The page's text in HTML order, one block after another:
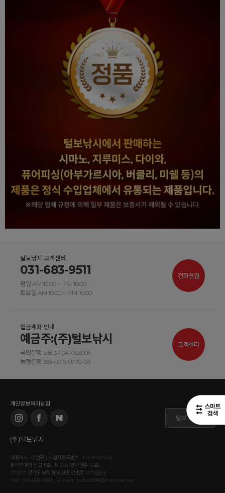
털보낚시 고객센터
031-683-9511
평일 AM 10:00 ~ PM 16:00
토요일 AM 10:00 ~ PM 16:00
전화연결
입금계좌 안내
예금주:(주)털보낚시
국민은행 218137-04-003095
농협은행 355-0015-0770-93
고객센터
개인정보처리방침
털보 도매몰
(주)털보낚시
대표이사 : 이찬구 | 사업자등록번호 : 142-81-07548
통신판매업 신고번호 : 제2011-평택안출-12호
[17927] 경기도 평택시 오성면 강변로 1473(신리)
FAX : 031-696-9959 | E-mail : tolbo5099@hanmail.net